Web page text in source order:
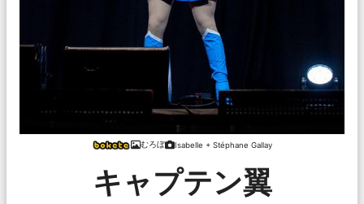
むろぼ Isabelle + Stéphane Gallay
キャプテン翼